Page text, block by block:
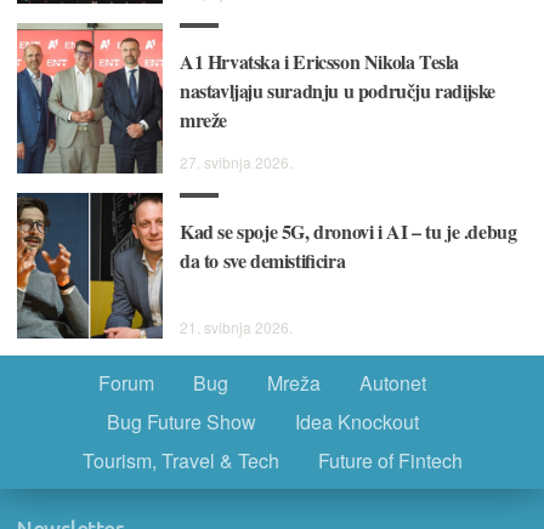
A1 Hrvatska i Ericsson Nikola Tesla
nastavljaju suradnju u području radijske
mreže
27. svibnja 2026.
Kad se spoje 5G, dronovi i AI – tu je .debug
da to sve demistificira
21. svibnja 2026.
Forum Bug Mreža
Autonet
Bug Future Show
Idea Knockout
Tourism, Travel & Tech
Future of Fintech